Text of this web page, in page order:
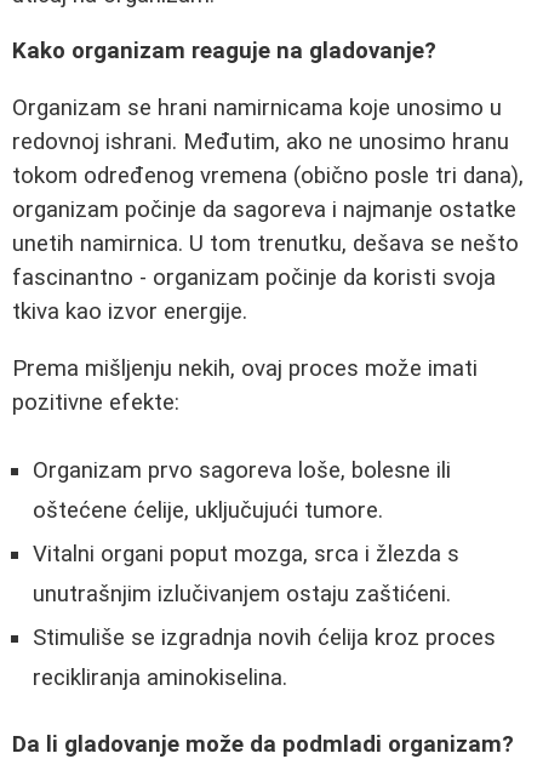
Kako organizam reaguje na gladovanje?
Organizam se hrani namirnicama koje unosimo u
redovnoj ishrani. Međutim, ako ne unosimo hranu
tokom određenog vremena (obično posle tri dana),
organizam počinje da sagoreva i najmanje ostatke
unetih namirnica. U tom trenutku, dešava se nešto
fascinantno - organizam počinje da koristi svoja
tkiva kao izvor energije.
Prema mišljenju nekih, ovaj proces može imati
pozitivne efekte:
Organizam prvo sagoreva loše, bolesne ili
oštećene ćelije, uključujući tumore.
Vitalni organi poput mozga, srca i žlezda s
unutrašnjim izlučivanjem ostaju zaštićeni.
Stimuliše se izgradnja novih ćelija kroz proces
recikliranja aminokiselina.
Da li gladovanje može da podmladi organizam?